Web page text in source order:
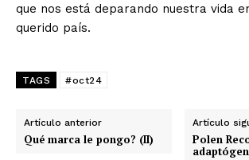
que nos está deparando nuestra vida
querido país.
TAGS #oct24
Artículo anterior
Qué marca le pongo? (II)
Artículo
Polen